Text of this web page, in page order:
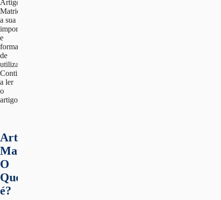
Artigo
Matricial,
a sua
importância
e
formas
de
utilização.
Continue
a ler
o
artigo.
Artigo
Matricial:
O
Que
é?